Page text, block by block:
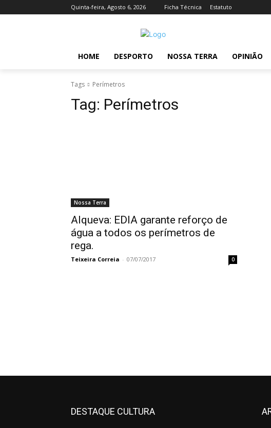
Quinta-feira, Agosto 6, 2026 Ficha Técnica Estatuto
HOME DESPORTO NOSSA TERRA OPINIÃO
Tags Perímetros
Tag: Perímetros
Nossa Terra
Alqueva: EDIA garante reforço de
água a todos os perímetros de
rega.
Teixeira Correia - 07/07/2017 0
DESTAQUE CULTURA